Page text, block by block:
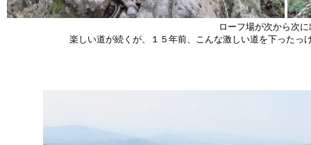
ローフ場が次から次
楽しい道が続くが、１５年前、こんな激しい道を下ったっ